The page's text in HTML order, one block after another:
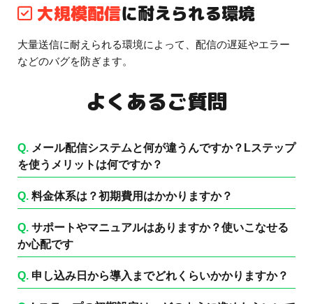
大規模配信に耐えられる環境
大量送信に耐えられる環境によって、配信の遅延やエラー
などのバグを防ぎます。
よくあるご質問
Q. メール配信システムと何が違うんですか？Lステップ
を使うメリットは何ですか？
Q. 料金体系は？初期費用はかかりますか？
Q. サポートやマニュアルはありますか？使いこなせる
か心配です
Q. 申し込み日から導入までどれくらいかかりますか？